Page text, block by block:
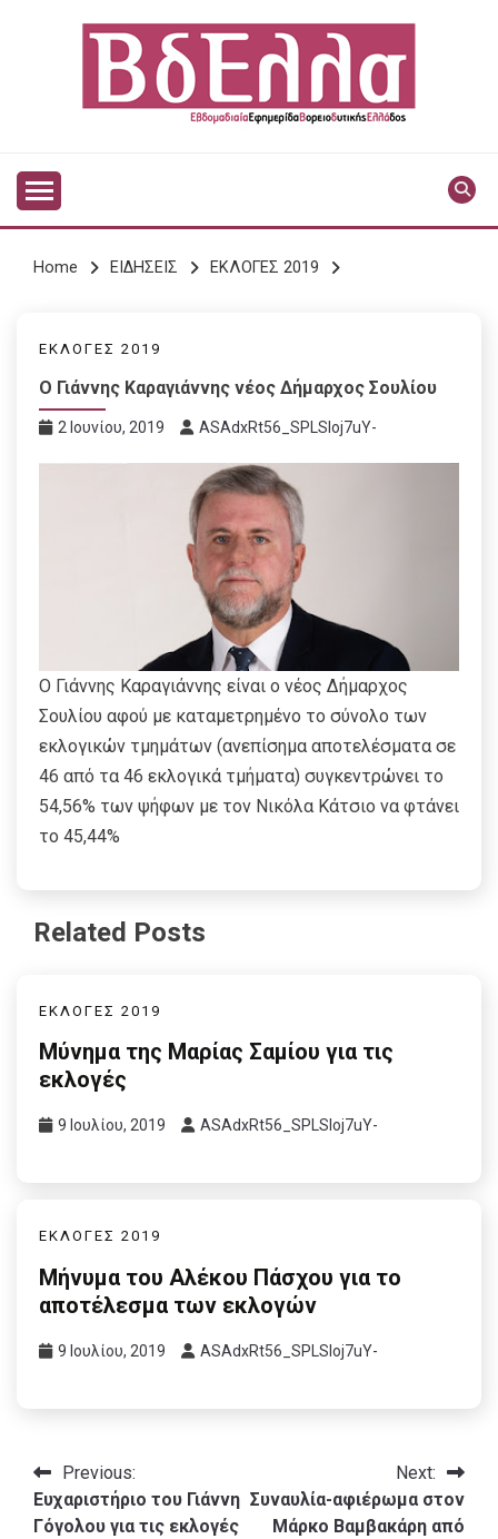
VDELLA
Home ΕΙΔΗΣΕΙΣ ΕΚΛΟΓΕΣ 2019
ΕΚΛΟΓΕΣ 2019
Ο Γιάννης Καραγιάννης νέος Δήμαρχος Σουλίου
2 Ιουνίου, 2019 ASAdxRt56_SPLSIoj7uY-
Ο Γιάννης Καραγιάννης είναι ο νέος Δήμαρχος
Σουλίου αφού με καταμετρημένο το σύνολο των
εκλογικών τμημάτων (ανεπίσημα αποτελέσματα σε
46 από τα 46 εκλογικά τμήματα) συγκεντρώνει το
54,56% των ψήφων με τον Νικόλα Κάτσιο να φτάνει
το 45,44%
Related Posts
ΕΚΛΟΓΕΣ 2019
Μύνημα της Μαρίας Σαμίου για τις
εκλογές
9 Ιουλίου, 2019 ASAdxRt56_SPLSIoj7uY-
ΕΚΛΟΓΕΣ 2019
Μήνυμα του Αλέκου Πάσχου για το
αποτέλεσμα των εκλογών
9 Ιουλίου, 2019 ASAdxRt56_SPLSIoj7uY-
Πλοήγηση
άρθρων
Previous:
Ευχαριστήριο του Γιάννη
Γόγολου για τις εκλογές
Next:
Συναυλία-αφιέρωμα στον
Μάρκο Βαμβακάρη από